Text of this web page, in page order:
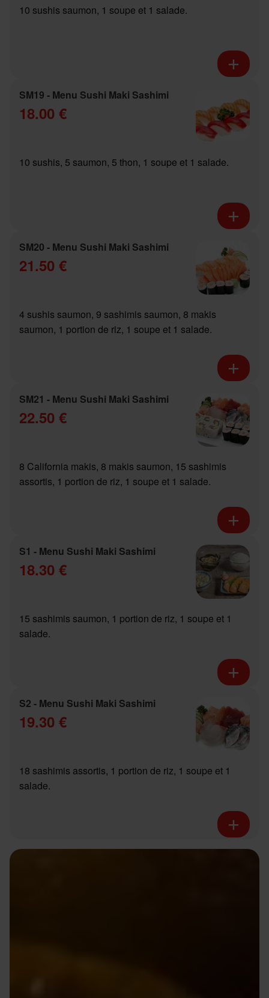
10 sushis saumon, 1 soupe et 1 salade.
SM19 - Menu Sushi Maki Sashimi
18.00 €
10 sushis, 5 saumon, 5 thon, 1 soupe et 1 salade.
SM20 - Menu Sushi Maki Sashimi
21.50 €
4 sushis saumon, 9 sashimis saumon, 8 makis
saumon, 1 portion de riz, 1 soupe et 1 salade.
SM21 - Menu Sushi Maki Sashimi
22.50 €
8 California makis, 8 makis saumon, 15 sashimis
assortis, 1 portion de riz, 1 soupe et 1 salade.
S1 - Menu Sushi Maki Sashimi
18.30 €
15 sashimis saumon, 1 portion de riz, 1 soupe et 1
salade.
S2 - Menu Sushi Maki Sashimi
19.30 €
18 sashimis assortis, 1 portion de riz, 1 soupe et 1
salade.